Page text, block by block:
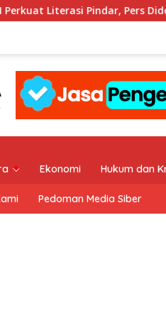
Pindar, Pers Didorong
Ekonomi Hukum dan
Pedoman Media Siber